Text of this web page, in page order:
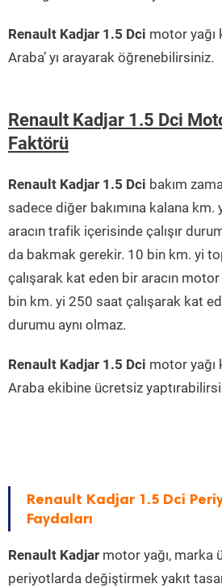
Renault Kadjar 1.5 Dci motor
Araba’ yı arayarak öğrenebilirsiniz.
Renault Kadjar 1.5 Dci
Faktörü
Renault Kadjar 1.5 Dci bakım
sadece diğer bakımına kalana km.
aracın trafik içerisinde çalışır
da bakmak gerekir. 10 bin km. yi
çalışarak kat eden bir aracın
bin km. yi 250 saat çalışarak kat
durumu aynı olmaz.
Renault Kadjar 1.5 Dci motor
Araba ekibine ücretsiz
Renault Kadjar 1.5 Dci
Faydaları
Renault Kadjar motor yağı, marka
periyotlarda değiştirmek yakıt